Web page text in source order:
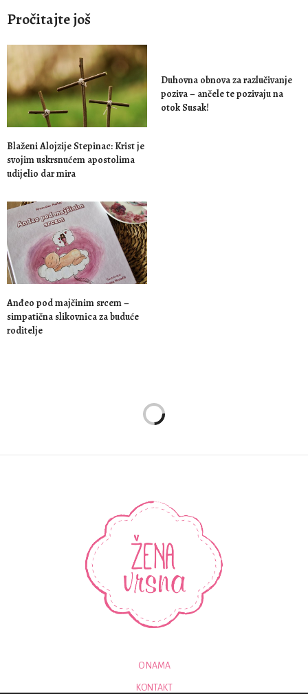
Pročitajte još
Blaženi Alojzije Stepinac: Krist je
svojim uskrsnućem apostolima
udijelio dar mira
Duhovna obnova za razlučivanje
poziva – ančele te pozivaju na
otok Susak!
Anđeo pod majčinim srcem –
simpatična slikovnica za buduće
roditelje
O NAMA
KONTAKT